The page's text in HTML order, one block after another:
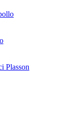
Plasson